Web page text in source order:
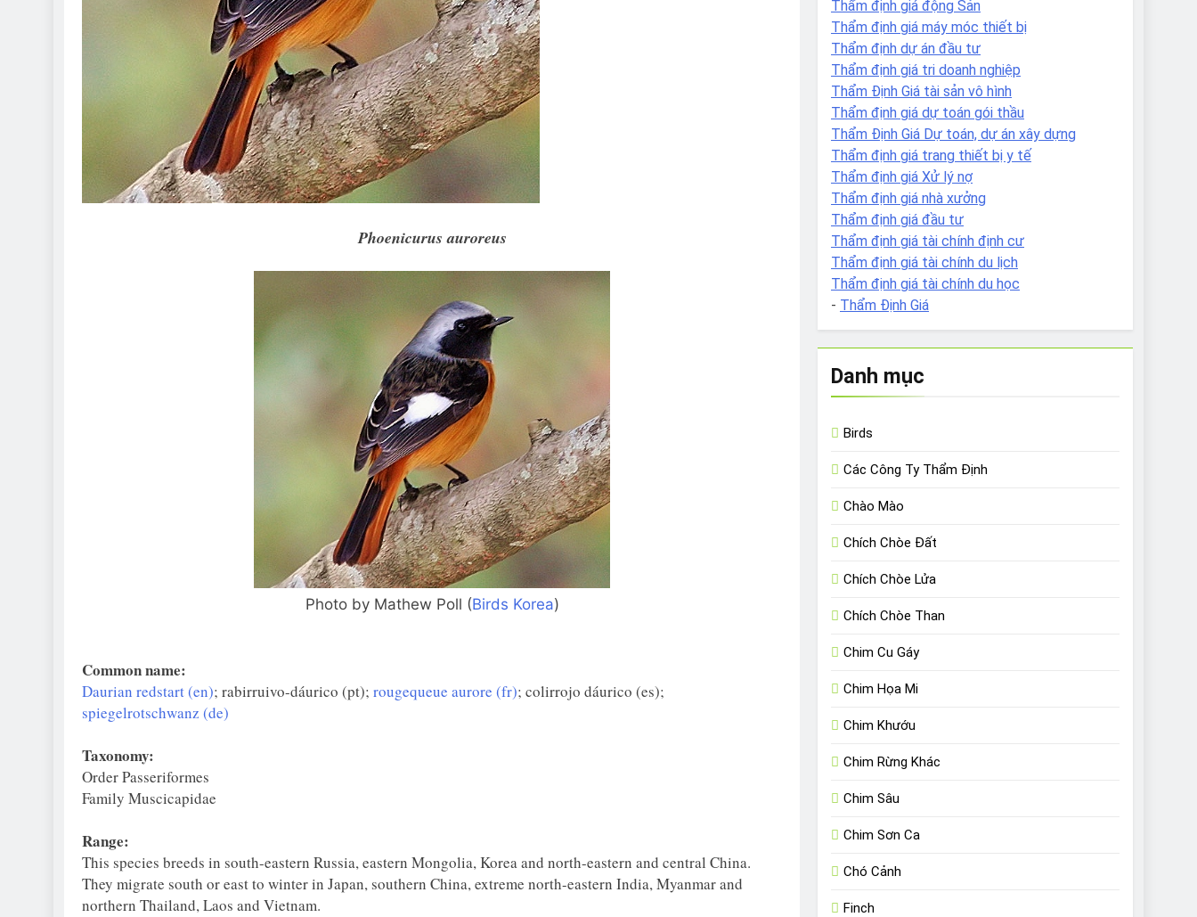
Phoenicurus auroreus
Photo by Mathew Poll (Birds Korea)
Common name:
Daurian redstart (en); rabirruivo-dáurico (pt); rougequeue aurore (fr); colirrojo dáurico (es);
spiegelrotschwanz (de)
Taxonomy:
Order Passeriformes
Family Muscicapidae
Range:
This species breeds in south-eastern Russia, eastern Mongolia, Korea and north-eastern and central China.
They migrate south or east to winter in Japan, southern China, extreme north-eastern India, Myanmar and
northern Thailand, Laos and Vietnam.
Thẩm định giá động Sản
Thẩm định giá máy móc thiết bị
Thẩm định dự án đầu tư
Thẩm định giá tri doanh nghiệp
Thẩm Định Giá tài sản vô hình
Thẩm định giá dự toán gói thầu
Thẩm Định Giá Dự toán, dự án xây dựng
Thẩm định giá trang thiết bị y tế
Thẩm định giá Xử lý nợ
Thẩm định giá nhà xưởng
Thẩm định giá đầu tư
Thẩm định giá tài chính định cư
Thẩm định giá tài chính du lịch
Thẩm định giá tài chính du học
- Thẩm Định Giá
Danh mục
Birds
Các Công Ty Thẩm Định
Chào Mào
Chích Chòe Đất
Chích Chòe Lửa
Chích Chòe Than
Chim Cu Gáy
Chim Họa Mi
Chim Khướu
Chim Rừng Khác
Chim Sâu
Chim Sơn Ca
Chó Cảnh
Finch